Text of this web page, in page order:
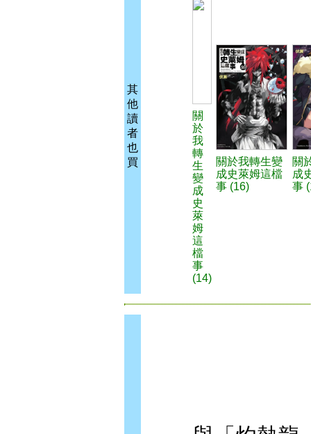
其
他
讀
者
也
買
關
於
我
轉
生
變
成
史
萊
姆
這
檔
事
(14)
關於我轉生變
成史萊姆這檔
事 (16)
關
成
事